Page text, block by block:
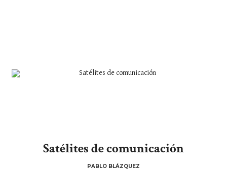
Satélites de comunicación
PABLO BLÁZQUEZ